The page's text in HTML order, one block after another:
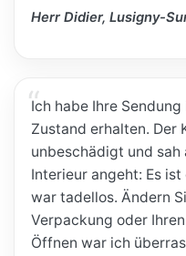
Herr Didier, Lusigny-
Ich habe Ihre
Zustand erhalten. Der
unbeschädigt und sah
Interieur angeht: Es
war tadellos. Ändern
Verpackung oder
Öffnen war ich